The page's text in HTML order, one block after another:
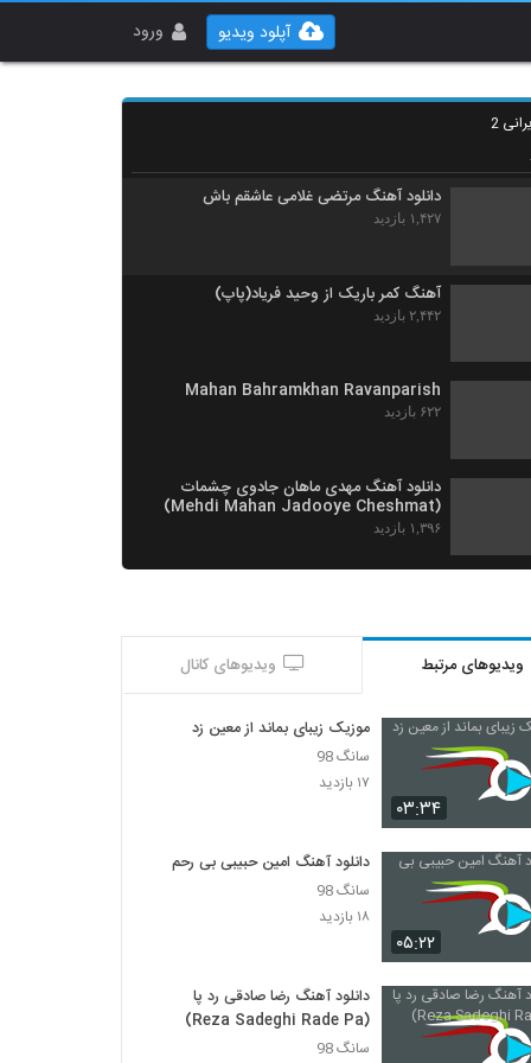
ورود آپلود ویدیو
2
آهنگ گلپری جون از آرمین نصرتی(پاپ)
دانلود آهنگ مرتضی غلامی عاشقم باش
۱,۴۲۷ بازدید
آهنگ کمر باریک از وحید فریاد(پاپ)
۲,۴۴۲ بازدید
Mahan Bahramkhan Ravanparish
۶۲۲ بازدید
دانلود آهنگ مهدی ماهان جادوی چشمات
(Mehdi Mahan Jadooye Cheshmat)
۱,۳۹۶ بازدید
Amir hossein modares Khabo Roya
آهنگ فکر تو از محسن یگانه(پاپ)
۱,۸۵۲ بازدید
آهنگ مهدی احمدوند بنام دیوار
۲,۱۳۱ بازدید
دانلود آهنگ مصطفی پاشایی فقط عشق
۱,۰۱۵ بازدید
ویدیوهای مرتبط ویدیوهای کانال
۰۳:۳۴
موزیک زیبای بماند از معین زد
سانگ 98
۱۷ بازدید
۰۵:۲۲
دانلود آهنگ امین حبیبی بی رحم
سانگ 98
۱۸ بازدید
دانلود آهنگ رضا صادقی رد پا
(Reza Sadeghi Rade Pa)
سانگ 98